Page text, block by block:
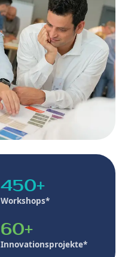
450+
Workshops*
60+
Innovationsprojekte*